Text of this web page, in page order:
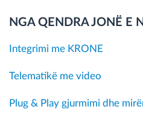
NGA QENDRA JONË E
Integrimi me KRONE
Telematikë me video
Plug & Play gjurmimi dhe